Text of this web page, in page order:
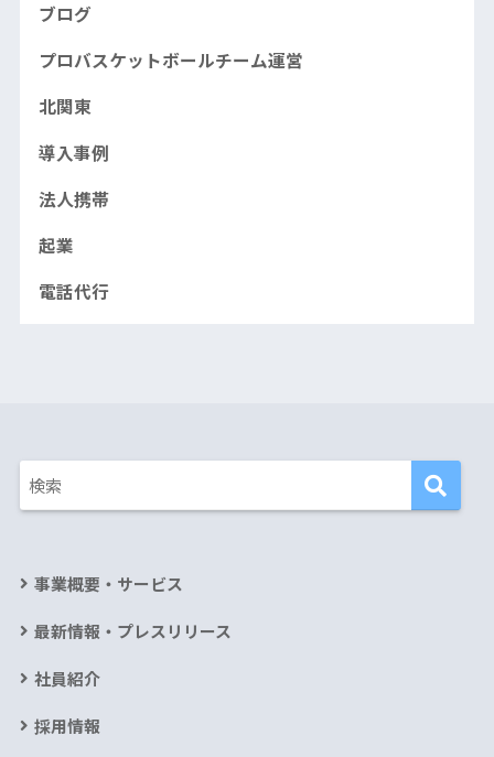
ブログ
プロバスケットボールチーム運営
北関東
導入事例
法人携帯
起業
電話代行
事業概要・サービス
最新情報・プレスリリース
社員紹介
採用情報